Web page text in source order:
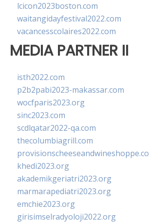
lcicon2023boston.com
waitangidayfestival2022.com
vacancesscolaires2022.com
MEDIA PARTNER II
isth2022.com
p2b2pabi2023-makassar.com
wocfparis2023.org
sinc2023.com
scdlqatar2022-qa.com
thecolumbiagrill.com
khedi2023.org
akademikgeriatri2023.org
marmarapediatri2023.org
emchie2023.org
girisimselradyoloji2022.org